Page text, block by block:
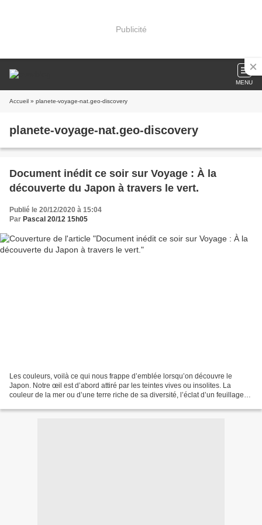
Publicité
MENU
Accueil » planete-voyage-nat.geo-discovery
planete-voyage-nat.geo-discovery
Document inédit ce soir sur Voyage : À la
découverte du Japon à travers le vert.
Publié le 20/12/2020 à 15:04
Par Pascal 20/12 15h05
Les couleurs, voilà ce qui nous frappe d’emblée lorsqu’on découvre le
Japon. Notre œil est d’abord attiré par les teintes vives ou insolites. La
couleur de la mer ou d’une terre riche de sa diversité, l’éclat d’un feuillage